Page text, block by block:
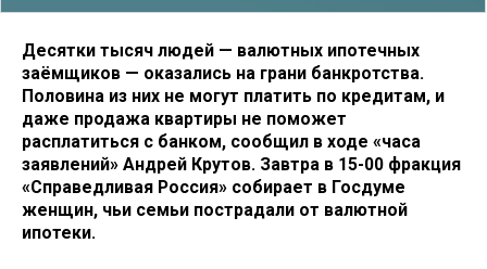
Десятки тысяч людей — валютных ипотечных
заёмщиков — оказались на грани банкротства.
Половина из них не могут платить по кредитам, и
даже продажа квартиры не поможет
расплатиться с банком, сообщил в ходе «часа
заявлений» Андрей Крутов. Завтра в 15-00 фракция
«Справедливая Россия» собирает в Госдуме
женщин, чьи семьи пострадали от валютной
ипотеки.